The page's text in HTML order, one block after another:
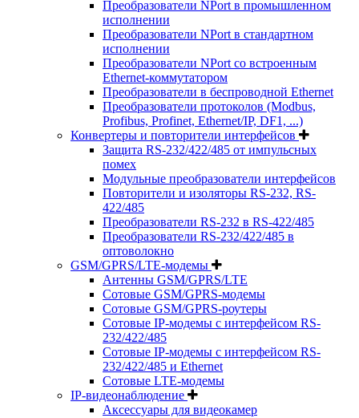
Преобразователи NPort в промышленном
исполнении
Преобразователи NPort в стандартном
исполнении
Преобразователи NPort со встроенным
Ethernet-коммутатором
Преобразователи в беспроводной Ethernet
Преобразователи протоколов (Modbus,
Profibus, Profinet, Ethernet/IP, DF1, ...)
Конвертеры и повторители интерфейсов
Защита RS-232/422/485 от импульсных
помех
Модульные преобразователи интерфейсов
Повторители и изоляторы RS-232, RS-
422/485
Преобразователи RS-232 в RS-422/485
Преобразователи RS-232/422/485 в
оптоволокно
GSM/GPRS/LTE-модемы
Антенны GSM/GPRS/LTE
Сотовые GSM/GPRS-модемы
Сотовые GSM/GPRS-роутеры
Сотовые IP-модемы с интерфейсом RS-
232/422/485
Сотовые IP-модемы с интерфейсом RS-
232/422/485 и Ethernet
Сотовые LTE-модемы
IP-видеонаблюдение
Аксессуары для видеокамер